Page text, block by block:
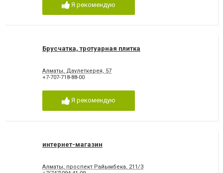
Я рекомендую
Брусчатка, тротуарная плитка
Алматы, Даулеткерея, 57
+7-707-718-88-00
Я рекомендую
интернет-магазин
Алматы, проспект Райымбека, 211/3